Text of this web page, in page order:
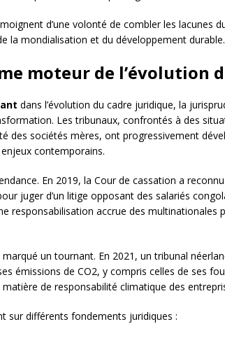
d’une volonté de combler les lacunes
la mondialisation et du développement durable.
moteur de l’évolution
dans l’évolution du cadre juridique, la
Les tribunaux, confrontés à des
des sociétés mères, ont progressivement
contemporains.
En 2019, la Cour de cassation a
juger d’un litige opposant des salariés
responsabilisation accrue des multinationales
un tournant. En 2021, un tribunal
émissions de CO2, y compris celles de ses
de responsabilité climatique des
sur différents fondements juridiques :